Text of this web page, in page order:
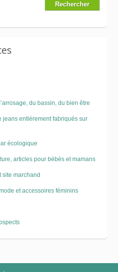
du bassin, du bien être
jeans entièrement fabriqués sur
écologique
articles pour bébés et mamans
site marchand
et accessoires féminins